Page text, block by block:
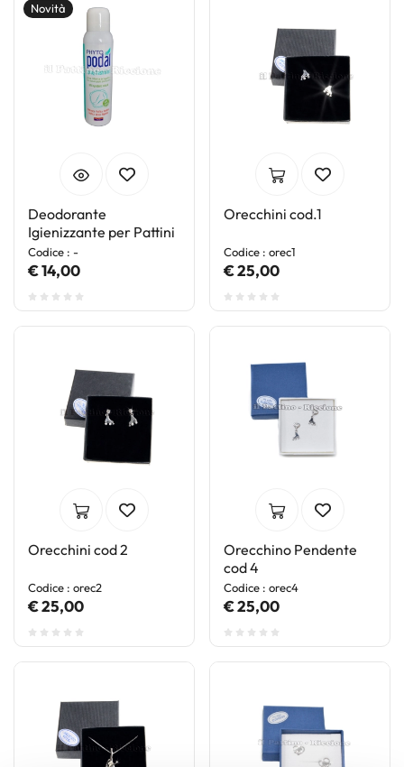
Novità
Deodorante
Igienizzante per Pattini
Codice : -
€ 14,00
Orecchini cod.1
Codice : orec1
€ 25,00
Orecchini cod 2
Codice : orec2
€ 25,00
Orecchino Pendente
cod 4
Codice : orec4
€ 25,00